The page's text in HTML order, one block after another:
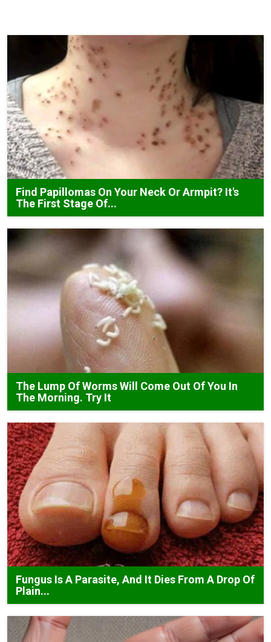
Find Papillomas On Your Neck Or Armpit? It's
The First Stage Of...
The Lump Of Worms Will Come Out Of You In
The Morning. Try It
Fungus Is A Parasite, And It Dies From A Drop Of
Plain...